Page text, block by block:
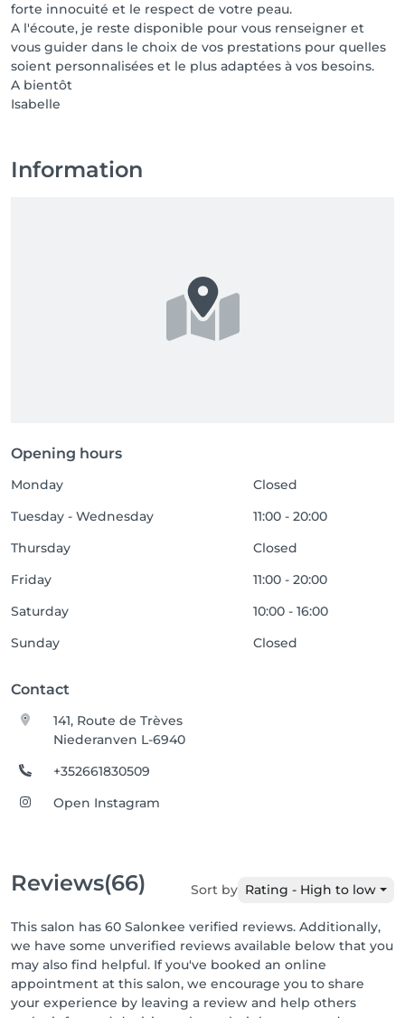
forte innocuité et le respect de votre peau.
A l'écoute, je reste disponible pour vous renseigner et
vous guider dans le choix de vos prestations pour quelles
soient personnalisées et le plus adaptées à vos besoins.
A bientôt
Isabelle
Information
Opening hours
Monday
Closed
Tuesday - Wednesday
11:00 - 20:00
Thursday
Closed
Friday
11:00 - 20:00
Saturday
10:00 - 16:00
Sunday
Closed
Contact
141, Route de Trèves
Niederanven L-6940
+352661830509
Open Instagram
Reviews(66) Sort by Rating - High to low
This salon has 60 Salonkee verified reviews. Additionally,
we have some unverified reviews available below that you
may also find helpful. If you've booked an online
appointment at this salon, we encourage you to share
your experience by leaving a review and help others